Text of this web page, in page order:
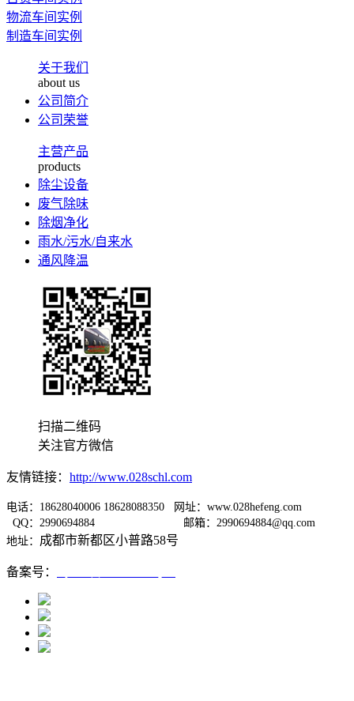
物流车间实例
制造车间实例
关于我们
about us
公司简介
公司荣誉
主营产品
products
除尘设备
废气除味
除烟净化
雨水/污水/自来水
通风降温
扫描二维码
关注官方微信
友情链接： http://www.028schl.com
电话：18628040006 18628088350 网址：www.028hefeng.com
QQ：2990694884
邮箱：2990694884@qq.com
地址： 成都市新都区小普路58号
备案号：